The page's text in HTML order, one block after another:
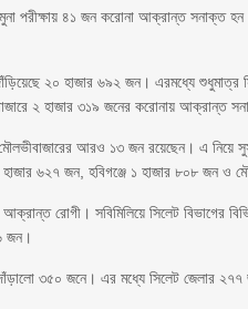
পরীক্ষায় ৪১ জন করোনা আক্রান্ত সনাক্ত
২০ হাজার ৬৯২ জন। এরমধ্যে
২ হাজার ৩১৯ জনের করোনায় আক্রান্ত
আরও ১৩ জন রয়েছেন। এ নিয়ে
৬২৭ জন, হবিগঞ্জে ১ হাজার ৮০৮ জন ও
রোগী। সবিমিলিয়ে সিলেট বিভাগের
জন।
দাঁড়ালো ৩৫০ জনে। এর মধ্যে সিলেট জেলার